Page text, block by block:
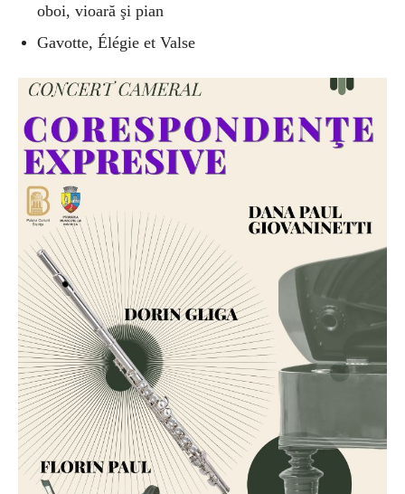
oboi, vioară şi pian
Gavotte, Élégie et Valse